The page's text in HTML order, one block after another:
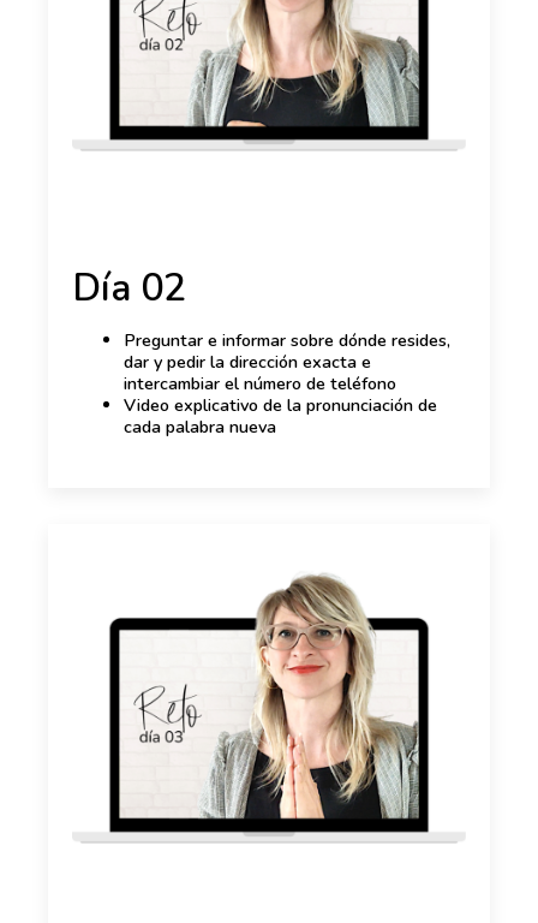
Día 02
Preguntar e informar sobre dónde resides,
dar y pedir la dirección exacta e
intercambiar el número de teléfono
Video explicativo de la pronunciación de
cada palabra nueva